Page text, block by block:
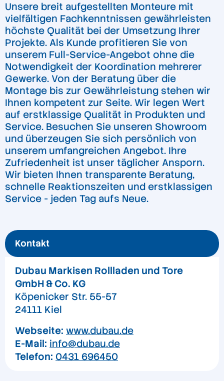
Unsere breit aufgestellten Monteure mit
vielfältigen Fachkenntnissen gewährleisten
höchste Qualität bei der Umsetzung Ihrer
Projekte. Als Kunde profitieren Sie von
unserem Full-Service-Angebot ohne die
Notwendigkeit der Koordination mehrerer
Gewerke. Von der Beratung über die
Montage bis zur Gewährleistung stehen wir
Ihnen kompetent zur Seite. Wir legen Wert
auf erstklassige Qualität in Produkten und
Service. Besuchen Sie unseren Showroom
und überzeugen Sie sich persönlich von
unserem umfangreichen Angebot. Ihre
Zufriedenheit ist unser täglicher Ansporn.
Wir bieten Ihnen transparente Beratung,
schnelle Reaktionszeiten und erstklassigen
Service - jeden Tag aufs Neue.
Kontakt
Dubau Markisen Rollladen und Tore
GmbH & Co. KG
Köpenicker Str. 55-57
24111 Kiel
Webseite: www.dubau.de
E-Mail: info@dubau.de
Telefon: 0431 696450